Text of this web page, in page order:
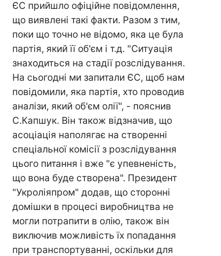
ЄС прийшло офіційне повідомлення,
що виявлені такі факти. Разом з тим,
поки що точно не відомо, яка це була
партія, який її об'єм і т.д. "Ситуація
знаходиться на стадії розслідування.
На сьогодні ми запитали ЄС, щоб нам
повідомили, яка партія, хто проводив
аналізи, який об'єм олії", - пояснив
С.Капшук. Він також відзначив, що
асоціація наполягає на створенні
спеціальної комісії з розслідування
цього питання і вже "є упевненість,
що вона буде створена". Президент
"Укроліяпром" додав, що сторонні
домішки в процесі виробництва не
могли потрапити в олію, також він
виключив можливість їх попадання
при транспортуванні, оскільки для